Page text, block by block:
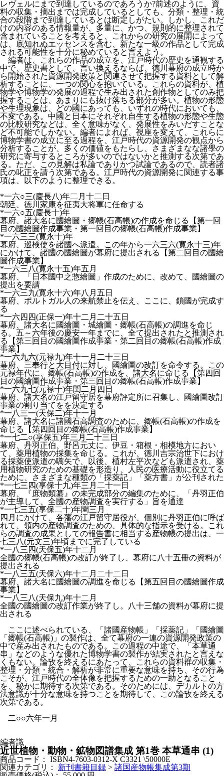
レヴェルにまで到達しているのであろうか?前述のように、資
料の収集・摘出までは完成しているとしても、分類・整理・統
合の段階まで到達しているとは断定しがたい。しかし、これだ
けの内容のある情報量が、多量に、かつ、規則的に整理されて
含まれていることを考えると、これからの研究の展開によって
は、底知れぬエッセンスを含む、新たな一級の作品として完成
される可能性を十分に秘めていると言えよう。
編者は、これらの作品の成立を、江戸時代の歴史を通観する
中で、歴史書として、言い換えるならば、徳川幕府の成立時か
ら開始された資源開発政策と関連させて把握する資料として解
析することに、一つの関心を抱いている。これらの資料が、植
物学や博物学の発展の過程で生み出された創作物としてのみ把
握することは、あまりにも抜け落ちる部分が多い。植物の形態
や生理現象は、どの國にあっても、いずれの時代においても、
不変である。中國と日本にそれぞれ自生する植物の形態や生態
の比較研究などは、全く意味がなく、発展性をみいだすことな
ど不可能でしかない。編者によれば、視座を変えて、これらに
博物学書の成立に至る過程を、江戸時代の資源開発の観点から
分析することが、多くの価値をもたらし、さまざまなな諸學の
研究に寄与するところが多いのではないかと推測する次第であ
る。ただ、この見解は私論でありかつ試論であるので、読者諸
氏の叱正を請う次第である。江戸時代の資源開発に関連する事
項は、以下のように整理できる。
*一六○三(慶長八)年二月十二日
朝廷、徳川家康を征夷大将軍に任命する
*一六○五(慶長十)年
幕府、諸大名に國繪圖・郷帳(石高帳)の作成を命じる【第一回
目の國繪圖作成事業・第一回目の郷帳(石高帳)作成事業】
*一六三三(寛永十)年
幕府、巡検使を諸國へ派遣。この年から一六三六(寛永十三)年
にかけて、諸國の國繪圖が幕府に提出される【第二回目の國繪
圖作成事業】
*一六三八(寛永十五)年五月
幕府、「日本國中之惣繪圖」作成のために、改めて、國繪圖の
提出を要請
*一六三九(寛永十六)年八月五日
幕府、ポルトガル人の来航禁止を伝え、ここに、鎖國が完成す
る
*一六四四(正保一)年十二月二十五日
幕府、諸大名に國繪圖・城繪圖・郷帳(石高帳)の調進を命じ
る。五～六年後の慶安一年までに、全て提出されたと推測され
る【第三回目の國繪圖作成事業・第二回目の郷帳(石高帳)作成
事業】
*一六九六(元禄九)年十一月二十三日
幕府、三奉行と大目付に対し、國繪圖の改訂を命令する。この
元禄年代に、郷帳(石高帳)の作成を、諸大名に命じる【第四回
目の國繪圖作成事業・第三回目の郷帳(石高帳)作成事業】
*一六九七(元禄十)年閏二月四日
幕府、諸大名の江戸留守居を幕府評定所に召集し、國繪圖改訂
事業の割り当てをを決定する
*一八三一(天保二)年十一月
幕府、諸大名に諸國石高調査のために、郷帳(石高帳)の作成を
命じる【第四回目の郷帳(石高帳)作成事業】
*一七二○(享保五)年三月二十三日
幕府、丹羽正伯、野呂元丈に、伊豆・箱根・相模地方におい
て、薬用植物の採集を命じる。これが、徳川吉宗治世下におけ
る採薬使派遣の嚆矢で、以後、植村左平次なども派遣され、薬
用植物研究のための基礎を形造り、人民の医療活動に役立てる
ために、さまざまな種類の「採薬記」「薬方書」が公刊された
*一七三四(享保十九)年三月二十一日
幕府、『庶物類纂』の未完成部分の編集のために、「丹羽正伯
が主導して、全國の産物調査を実行する」旨を通達
*一七三五(享保二十)年閏三月
四月にかけて、各藩の江戸留守居役が、個別に丹羽正伯に呼ば
れて、領内の産物調査のための、具体的な指示を受ける。これ
らの調査の成果としての報告書に相当する産物帳の提出は、一
七三八(元文三)年頃までに完了している
*一八三四(天保五)年十二月
全國の郷帳(石高帳)の改訂が終了し、幕府に八十五冊の資料が
提出される
*一八三五(天保六)年十二月二十二日
幕府、諸大名に國繪圖の調進を命じる【第五回目の國繪圖作成
事業】
*一八三八(天保九)年十二月
全國の國繪圖の改訂作業が終了し。八十三舗の資料が幕府に提
出される
ここに述べられている、「諸國産物帳」「採薬記」「國繪圖
「郷帳(石高帳)」の製作は、全て幕府の一連の資源開発政策の
中で産み出されたものである。この過程の中途で、「本草通
串」などのような優れた博物学書の製作が結実されたと言えな
くもない。論攷を終えるにあたって、これらの資料群の収集・
整理・分類・統合・解析が非常に重要な意味を持ち、その行為
こそが、江戸時代の全体像を把握するための一助となること
を、秘かに期待する次第である。そのためには、デカルトの方
法意識が十分な意味を持つことを期待して、この論攷を終える
次第である。
二○○六年一月
編者識
近世植物・動物・鉱物図譜集成 第1巻 本草通串 (1)
商品コード：
ISBN4-7603-0312-X C3321 \50000E
関連カテゴリ：
新刊書籍目録 > 諸国産物帳集成第3期